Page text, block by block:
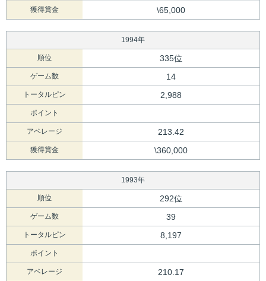
獲得賞金 \65,000
1994年
順位 335位
ゲーム数 14
トータルピン 2,988
ポイント
アベレージ 213.42
獲得賞金 \360,000
1993年
順位 292位
ゲーム数 39
トータルピン 8,197
ポイント
アベレージ 210.17